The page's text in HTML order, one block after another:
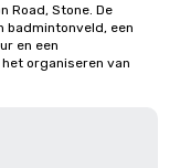
Road, Stone. De
badmintonveld, een
en een
organiseren van